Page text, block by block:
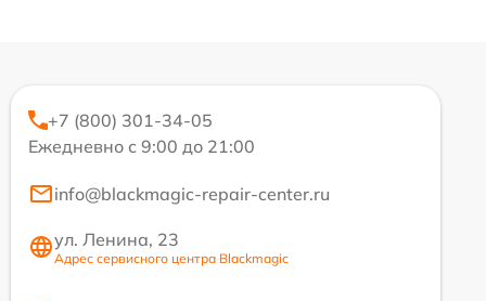
+7 (800) 301-34-05
Ежедневно с 9:00 до 21:00
info@blackmagic-repair-center.ru
ул. Ленина, 23
Адрес сервисного центра Blackmagic